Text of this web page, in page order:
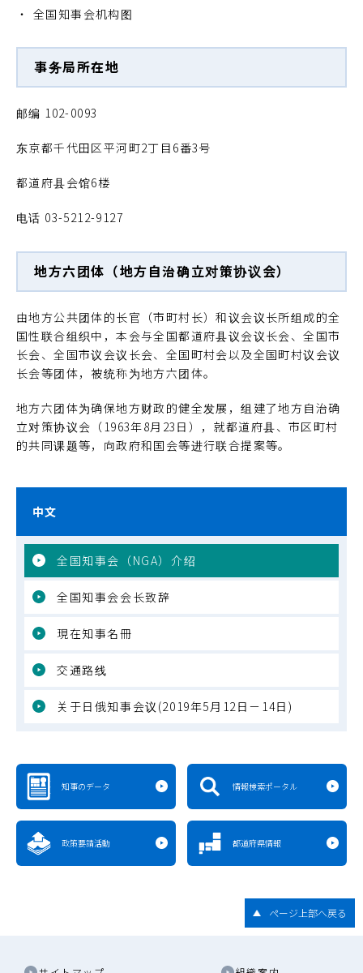
全国知事会机构图
事务局所在地
邮编 102-0093
东京都千代田区平河町2丁目6番3号
都道府县会馆6楼
电话 03-5212-9127
地方六团体（地方自治确立对策协议会）
由地方公共团体的长官（市町村长）和议会议长所组成的全
国性联合组织中，本会与全国都道府县议会议长会、全国市
长会、全国市议会议长会、全国町村会以及全国町村议会议
长会等团体，被统称为地方六团体。
地方六团体为确保地方财政的健全发展，组建了地方自治确
立对策协议会（1963年8月23日），就都道府县、市区町村
的共同课题等，向政府和国会等进行联合提案等。
中文
全国知事会（NGA）介绍
全国知事会会长致辞
現在知事名冊
交通路线
关于日俄知事会议(2019年5月12日－14日)
知事のデータ 情報検索ポータル
政策要請活動 都道府県情報
ページ上部へ戻る